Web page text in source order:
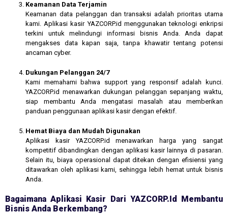
Keamanan Data Terjamin
Keamanan data pelanggan dan transaksi adalah prioritas utama
kami. Aplikasi kasir YAZCORP.id menggunakan teknologi enkripsi
terkini untuk melindungi informasi bisnis Anda. Anda dapat
mengakses data kapan saja, tanpa khawatir tentang potensi
ancaman cyber.
Dukungan Pelanggan 24/7
Kami memahami bahwa support yang responsif adalah kunci.
YAZCORP.id menawarkan dukungan pelanggan sepanjang waktu,
siap membantu Anda mengatasi masalah atau memberikan
panduan penggunaan aplikasi kasir dengan efektif.
Hemat Biaya dan Mudah Digunakan
Aplikasi kasir YAZCORP.id menawarkan harga yang sangat
kompetitif dibandingkan dengan aplikasi kasir lainnya di pasaran.
Selain itu, biaya operasional dapat ditekan dengan efisiensi yang
ditawarkan oleh aplikasi kami, sehingga lebih hemat untuk bisnis
Anda.
Bagaimana Aplikasi Kasir Dari YAZCORP.id Membantu
Bisnis Anda Berkembang?